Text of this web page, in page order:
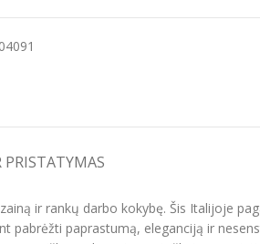
ir rankų darbo kokybę. Šis Italijoje
pabrėžti paprastumą, eleganciją ir